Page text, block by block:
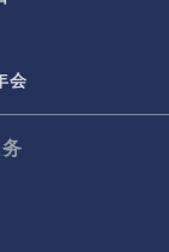
义
会